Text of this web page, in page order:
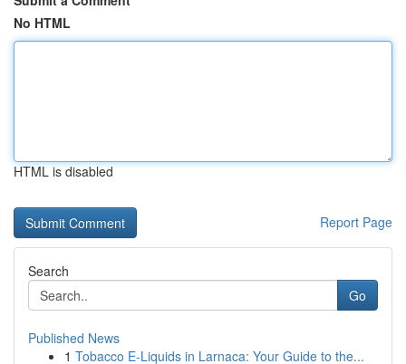
No HTML
HTML is disabled
Report Page
Search
Go
Published News
1 Tobacco E-Liquids in Larnaca: Your Guide to the...